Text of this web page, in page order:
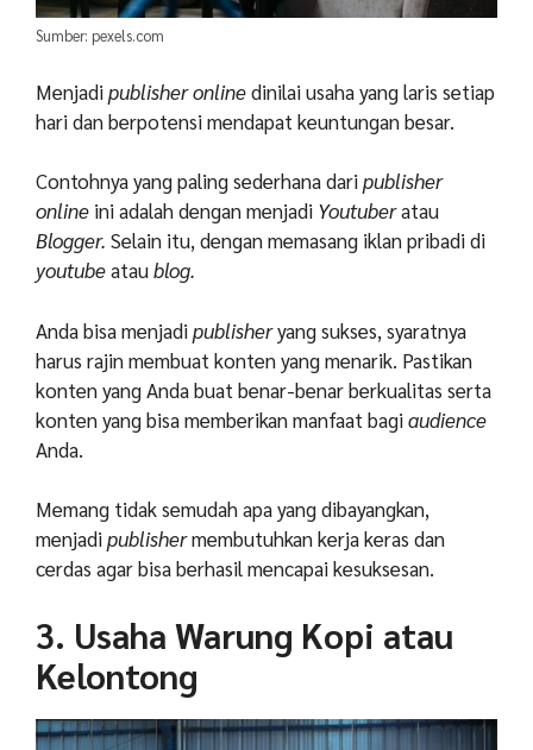
Sumber: pexels.com
Menjadipublisher onlinedinilai usaha yang laris setiap
hari dan berpotensi mendapat keuntungan besar.
Contohnya yang paling sederhana daripublisher
online ini adalah dengan menjadi Youtuberatau
Blogger. Selain itu, dengan memasang iklan pribadi di
youtubeataublog.
Anda bisa menjadipublisheryang sukses, syaratnya
harus rajin membuat konten yang menarik. Pastikan
konten yang Anda buat benar-benar berkualitas serta
konten yang bisa memberikan manfaat bagiaudience
Anda.
Memang tidak semudah apa yang dibayangkan,
menjadipublishermembutuhkan kerja keras dan
cerdas agar bisa berhasil mencapai kesuksesan.
3. Usaha Warung Kopi atau
Kelontong